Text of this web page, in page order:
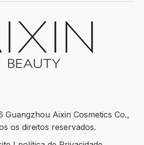
Guangzhou Aixin Cosmetics Co.,
os direitos reservados.